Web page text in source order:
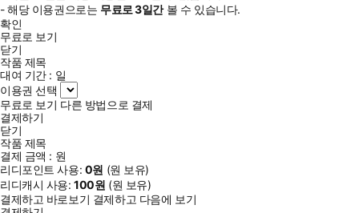
- 해당 이용권으로는 무료로3일간볼 수 있습니다.
확인
무료로 보기
닫기
작품 제목
대여 기간 : 일
이용권 선택
무료로 보기 다른 방법으로 결제
결제하기
닫기
작품 제목
결제 금액 : 원
리디포인트 사용: 0원 (원 보유)
리디캐시 사용:100원 (원 보유)
결제하고 바로보기 결제하고 다음에 보기